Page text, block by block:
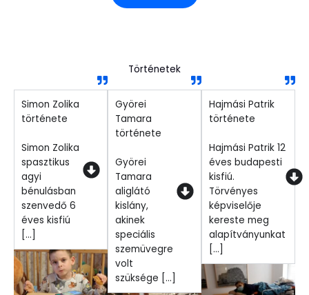
Történetek
Simon Zolika
története
Simon Zolika
spasztikus
agyi
bénulásban
szenvedő 6
éves kisfiú
[...]
Györei
Tamara
története
Györei
Tamara
aliglátó
kislány,
akinek
speciális
szemüvegre
volt
szüksége [...]
Hajmási Patrik
története
Hajmási Patrik 12
éves budapesti
kisfiú.
Törvényes
képviselője
kereste meg
alapítványunkat
[...]